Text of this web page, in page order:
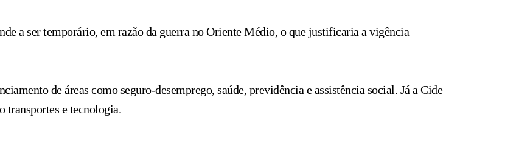
a ser temporário, em razão da guerra no Oriente Médio, o que justificaria a vigência
de áreas como seguro-desemprego, saúde, previdência e assistência social. Já a Cide
transportes e tecnologia.